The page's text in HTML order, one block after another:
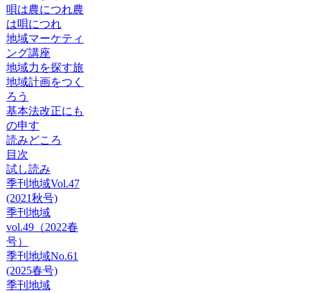
唄は農につれ農
は唄につれ
地域マーケティ
ング講座
地域力を探す旅
地域計画をつく
ろう
基本法改正にも
の申す
読みどころ
目次
試し読み
季刊地域Vol.47
(2021秋号)
季刊地域
vol.49（2022春
号）
季刊地域No.61
(2025春号)
季刊地域